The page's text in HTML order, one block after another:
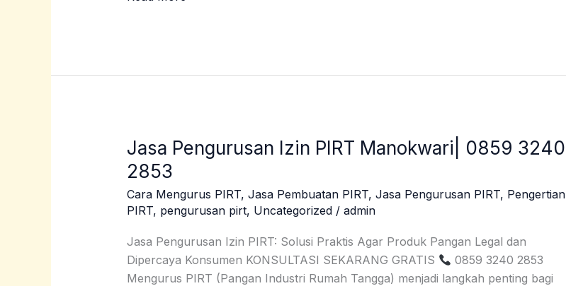
Jasa Pengurusan Izin PIRT Manokwari| 0859 3240
2853
Cara Mengurus PIRT, Jasa Pembuatan PIRT, Jasa Pengurusan PIRT, Pengertian
PIRT, pengurusan pirt, Uncategorized/ admin
Jasa Pengurusan Izin PIRT: Solusi Praktis Agar Produk Pangan Legal dan
Dipercaya Konsumen KONSULTASI SEKARANG GRATIS
0859 3240 2853
Mengurus PIRT (Pangan Industri Rumah Tangga) menjadi langkah penting bagi
Jasa
Pengurusan
Izin
PIRT
Manokwari|
0859
3240
2853